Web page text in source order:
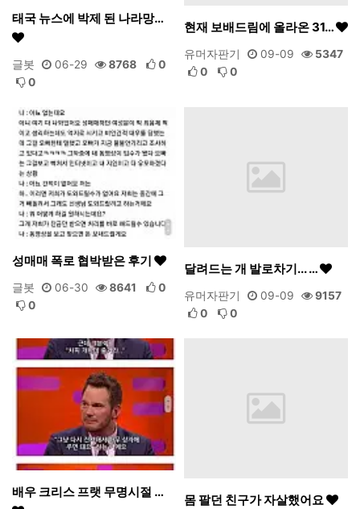
태국 뉴스에 박제 된 나라망…
글봇 06-29 8768
0
0
현재 보배드림에 올라온 31…
유머자판기 09-09
5347
0
0
성매매 폭로 협박받은 후기
글봇 06-30 8641
0
0
달려드는 개 발로차기... …
유머자판기 09-09
9157
0
0
배우 크리스 프랫 무명시절 …
몸 팔던 친구가 자살했어요